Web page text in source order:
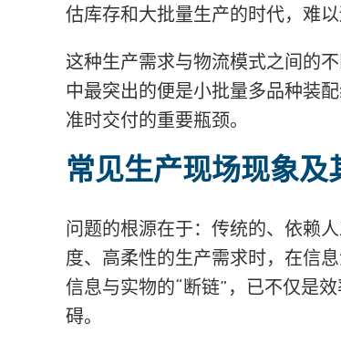
估库存和大批量生产的时代，难
这种生产需求与物流模式之间的不
中最突出的便是小批量多品种装
准时交付的重要瓶颈。
常见生产现场现象及
问题的根源在于：传统的、依赖
度、高柔性的生产需求时，在信
信息与实物的“断链”，已不仅是
碍。